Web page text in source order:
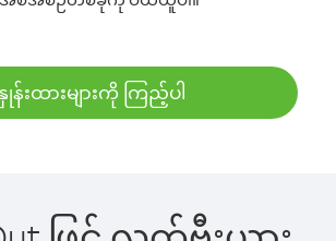
န်းထားများကို ကြည့်ပါ